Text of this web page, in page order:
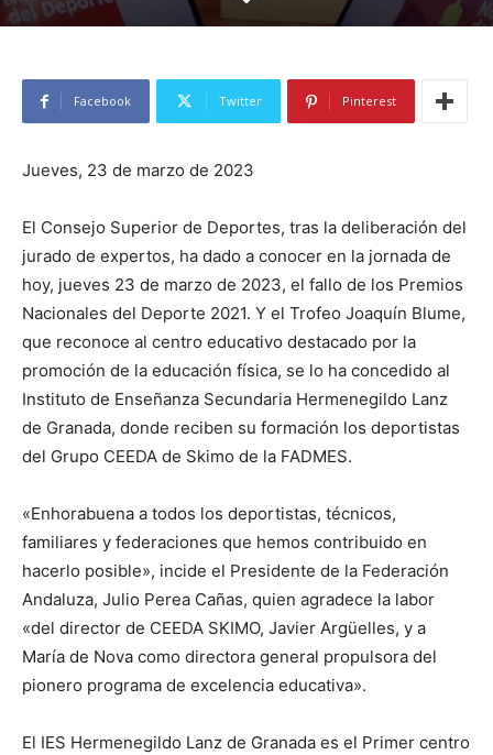
Facebook Twitter Pinterest
Jueves, 23 de marzo de 2023
El Consejo Superior de Deportes, tras la deliberación del
jurado de expertos, ha dado a conocer en la jornada de
hoy, jueves 23 de marzo de 2023, el fallo de los Premios
Nacionales del Deporte 2021. Y el Trofeo Joaquín Blume,
que reconoce al centro educativo destacado por la
promoción de la educación física, se lo ha concedido al
Instituto de Enseñanza Secundaria Hermenegildo Lanz
de Granada, donde reciben su formación los deportistas
del Grupo CEEDA de Skimo de la FADMES.
«Enhorabuena a todos los deportistas, técnicos,
familiares y federaciones que hemos contribuido en
hacerlo posible», incide el Presidente de la Federación
Andaluza, Julio Perea Cañas, quien agradece la labor
«del director de CEEDA SKIMO, Javier Argüelles, y a
María de Nova como directora general propulsora del
pionero programa de excelencia educativa».
El IES Hermenegildo Lanz de Granada es el Primer centro